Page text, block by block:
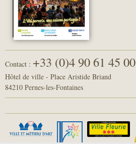
Contact : +33 (0)4 90 61 45 00
Hôtel de ville - Place Aristide Briand
84210 Pernes-les-Fontaines